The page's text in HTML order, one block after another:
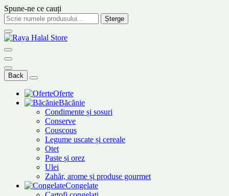
Spune-ne ce cauți
Șterge
Back
Oferte
Băcănie
Condimente și sosuri
Conserve
Couscous
Legume uscate și cereale
Otet
Paste și orez
Ulei
Zahăr, arome și produse gourmet
Congelate